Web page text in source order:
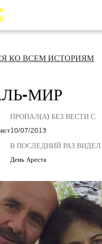
КО ВСЕМ ИСТОРИЯМ
МИР
ПРОПАЛ(А) БЕЗ ВЕСТИ С
10/07/2013
В ПОСЛЕДНИЙ РАЗ ВИДЕЛ
День Ареста